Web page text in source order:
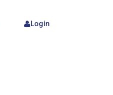
Login